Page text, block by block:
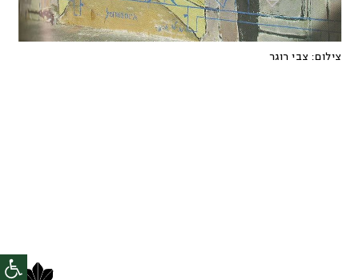
צילום: צבי רוגר